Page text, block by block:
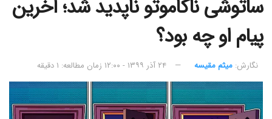
ساتوشی ناکاموتو ناپدید شد؛ آخرین
پیام او چه بود؟
نگارش:‌ میثم مقیسه ۲۴ آذر ۱۳۹۹ - ۱۲:۰۰ زمان مطالعه: ۱ دقیقه